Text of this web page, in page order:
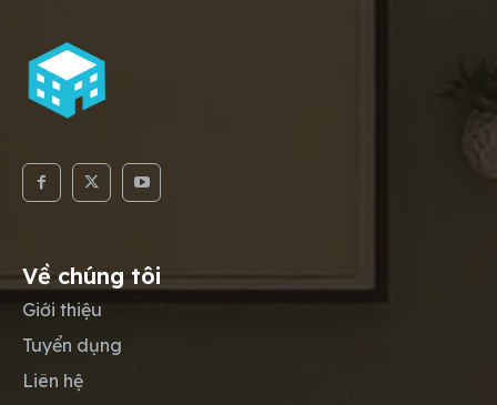
Về chúng tôi
Giới thiệu
Tuyển dụng
Liên hệ